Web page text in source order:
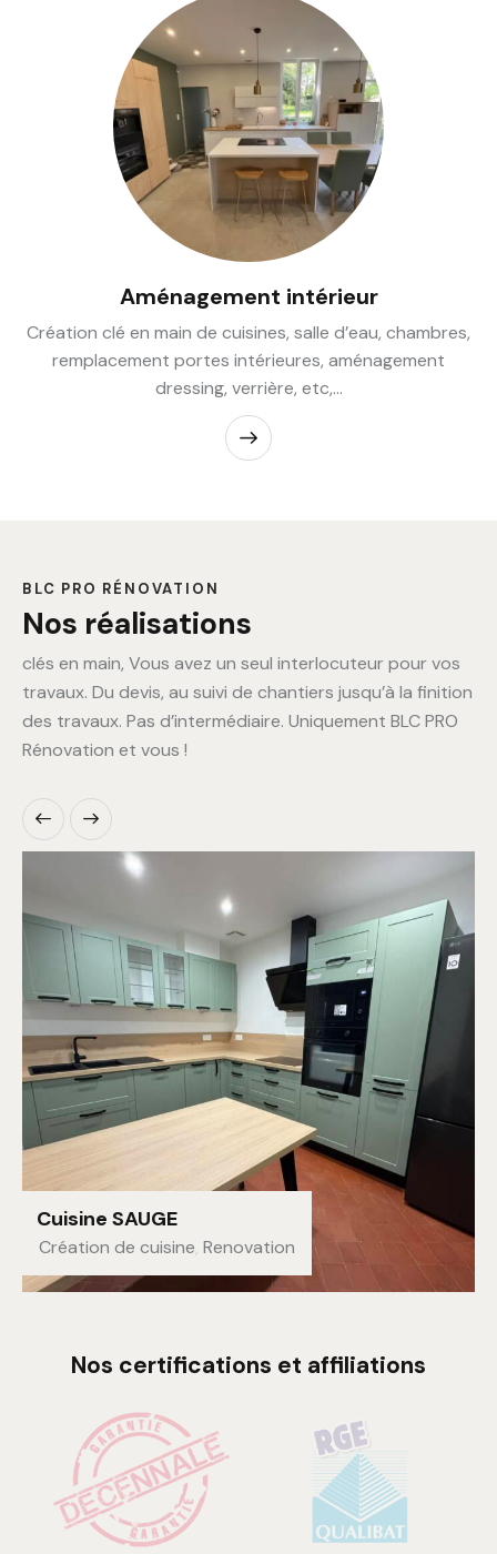
Aménagement intérieur
Création clé en main de cuisines, salle d’eau, chambres,
remplacement portes intérieures, aménagement
dressing, verrière, etc,…
BLC PRO RÉNOVATION
Nos réalisations
clés en main, Vous avez un seul interlocuteur pour vos
travaux. Du devis, au suivi de chantiers jusqu’à la finition
des travaux. Pas d’intermédiaire. Uniquement BLC PRO
Rénovation et vous !
Cuisine SAUGE
Création de cuisine, Renovation
Nos certifications et affiliations